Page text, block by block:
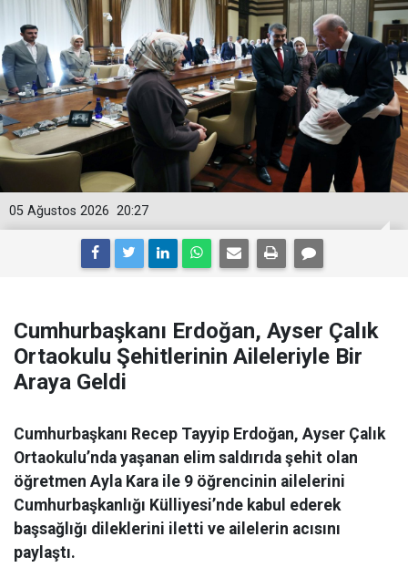
20:27
05 Ağustos 2026
Cumhurbaşkanı Erdoğan, Ayser Çalık
Ortaokulu Şehitlerinin Aileleriyle Bir
Araya Geldi
Cumhurbaşkanı Recep Tayyip Erdoğan, Ayser Çalık
Ortaokulu’nda yaşanan elim saldırıda şehit olan
öğretmen Ayla Kara ile 9 öğrencinin ailelerini
Cumhurbaşkanlığı Külliyesi’nde kabul ederek
başsağlığı dileklerini iletti ve ailelerin acısını
paylaştı.